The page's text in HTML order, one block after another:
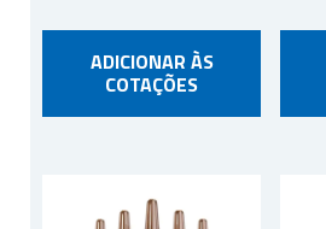
ADICIONAR ÀS
COTAÇÕES